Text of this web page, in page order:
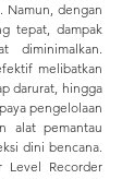
Namun, dengan
tepat, dampak
diminimalkan.
melibatkan
darurat, hingga
pengelolaan
alat pemantau
dini bencana.
Level Recorder